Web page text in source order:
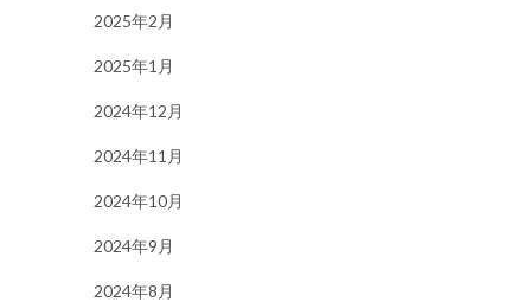
2025年2月
2025年1月
2024年12月
2024年11月
2024年10月
2024年9月
2024年8月